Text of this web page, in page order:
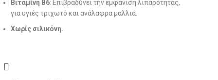
Βιταμίνη Β6: Επιβραδύνει την εμφάνιση λιπαρότητας,
για υγιές τριχωτό και ανάλαφρα μαλλιά.
Χωρίς σιλικόνη.